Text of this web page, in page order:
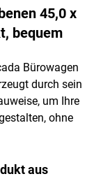
45,0 x
bequem
Bürowagen
durch sein
um Ihre
ohne
aus